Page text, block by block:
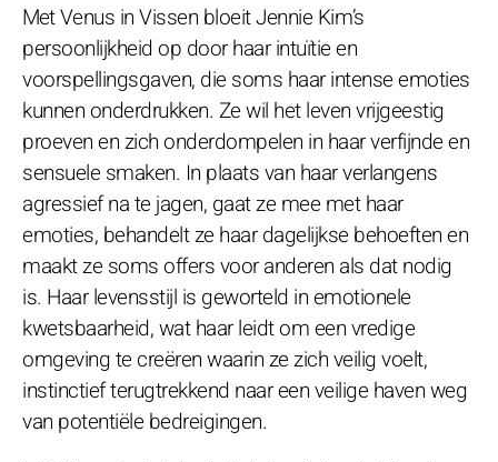
Met Venus in Vissen bloeit Jennie Kim’s
persoonlijkheid op door haar intuïtie en
voorspellingsgaven, die soms haar intense emoties
kunnen onderdrukken. Ze wil het leven vrijgeestig
proeven en zich onderdompelen in haar verfijnde en
sensuele smaken. In plaats van haar verlangens
agressief na te jagen, gaat ze mee met haar
emoties, behandelt ze haar dagelijkse behoeften en
maakt ze soms offers voor anderen als dat nodig
is. Haar levensstijl is geworteld in emotionele
kwetsbaarheid, wat haar leidt om een vredige
omgeving te creëren waarin ze zich veilig voelt,
instinctief terugtrekkend naar een veilige haven weg
van potentiële bedreigingen.